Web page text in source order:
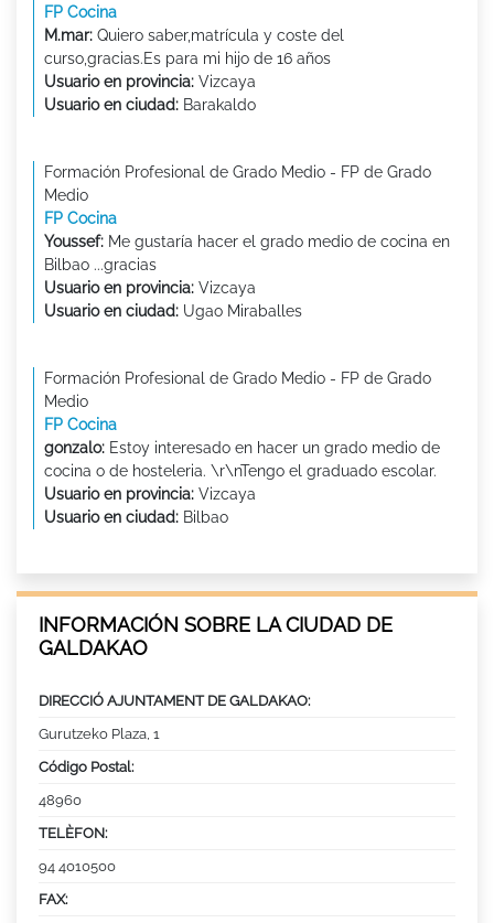
FP Cocina
M.mar: Quiero saber,matrícula y coste del
curso,gracias.Es para mi hijo de 16 años
Usuario en provincia: Vizcaya
Usuario en ciudad: Barakaldo
Formación Profesional de Grado Medio - FP de Grado
Medio
FP Cocina
Youssef: Me gustaría hacer el grado medio de cocina en
Bilbao ...gracias
Usuario en provincia: Vizcaya
Usuario en ciudad: Ugao Miraballes
Formación Profesional de Grado Medio - FP de Grado
Medio
FP Cocina
gonzalo: Estoy interesado en hacer un grado medio de
cocina o de hosteleria. \r\nTengo el graduado escolar.
Usuario en provincia: Vizcaya
Usuario en ciudad: Bilbao
INFORMACIÓN SOBRE LA CIUDAD DE
GALDAKAO
DIRECCIÓ AJUNTAMENT DE GALDAKAO:
Gurutzeko Plaza, 1
Código Postal:
48960
TELÈFON:
94 4010500
FAX: